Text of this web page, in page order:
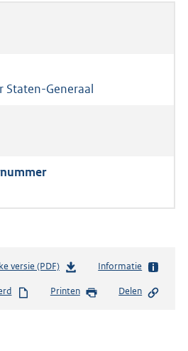
Staten-Generaal
versie (PDF)b
s
Informatie
Printen Delen